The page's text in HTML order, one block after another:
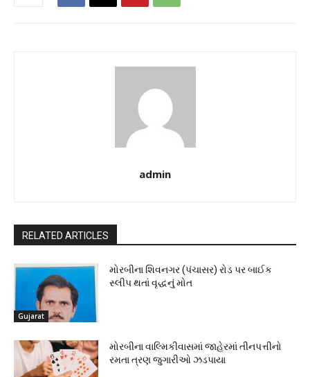
admin
RELATED ARTICLES
Gujarat
મોરબીના શિવનગર (પંચાસર) રોડ પર બાઈક
સ્લીપ થતાં વૃદ્ધનું મોત
મોરબીના વાલ્મિકીવાસમાં જાહેરમાં તીનપત્તીનો
રમતા ત્રણ જુગારીઓ ઝડપાયા